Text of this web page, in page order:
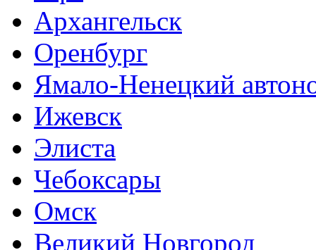
Архангельск
Оренбург
Ямало-Ненецкий
Ижевск
Элиста
Чебоксары
Омск
Великий Новгород